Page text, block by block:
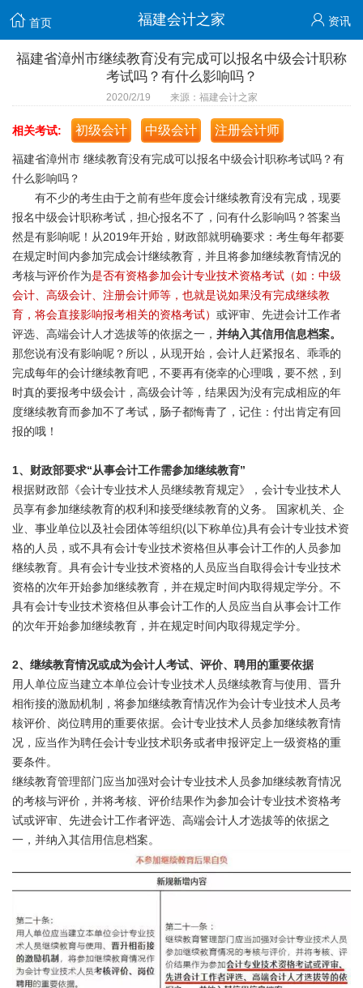
首页 福建会计之家 资讯
福建省漳州市继续教育没有完成可以报名中级会计职称
考试吗？有什么影响吗？
2020/2/19 来源：福建会计之家
相关考试: 初级会计 中级会计 注册会计师
福建省漳州市 继续教育没有完成可以报名中级会计职称考试吗？有
什么影响吗？
有不少的考生由于之前有些年度会计继续教育没有完成，现要
报名中级会计职称考试，担心报名不了，问有什么影响吗？答案当
然是有影响呢！从2019年开始，财政部就明确要求：考生每年都要
在规定时间内参加完成会计继续教育，并且将参加继续教育情况的
考核与评价作为是否有资格参加会计专业技术资格考试（如：中级
会计、高级会计、注册会计师等，也就是说如果没有完成继续教
育，将会直接影响报考相关的资格考试） 或评审、先进会计工作者
评选、高端会计人才选拔等的依据之一， 并纳入其信用信息档案。
那您说有没有影响呢？所以，从现开始，会计人赶紧报名、乖乖的
完成每年的会计继续教育吧，不要再有侥幸的心理哦，要不然，到
时真的要报考中级会计，高级会计等，结果因为没有完成相应的年
度继续教育而参加不了考试，肠子都悔青了，记住：付出肯定有回
报的哦！
1、财政部要求“从事会计工作需参加继续教育”
根据财政部《会计专业技术人员继续教育规定》，会计专业技术人
员享有参加继续教育的权利和接受继续教育的义务。 国家机关、企
业、事业单位以及社会团体等组织(以下称单位)具有会计专业技术资
格的人员，或不具有会计专业技术资格但从事会计工作的人员参加
继续教育。具有会计专业技术资格的人员应当自取得会计专业技术
资格的次年开始参加继续教育，并在规定时间内取得规定学分。不
具有会计专业技术资格但从事会计工作的人员应当自从事会计工作
的次年开始参加继续教育，并在规定时间内取得规定学分。
2、继续教育情况或成为会计人考试、评价、聘用的重要依据
用人单位应当建立本单位会计专业技术人员继续教育与使用、晋升
相衔接的激励机制，将参加继续教育情况作为会计专业技术人员考
核评价、岗位聘用的重要依据。会计专业技术人员参加继续教育情
况，应当作为聘任会计专业技术职务或者申报评定上一级资格的重
要条件。
继续教育管理部门应当加强对会计专业技术人员参加继续教育情况
的考核与评价，并将考核、评价结果作为参加会计专业技术资格考
试或评审、先进会计工作者评选、高端会计人才选拔等的依据之
一，并纳入其信用信息档案。